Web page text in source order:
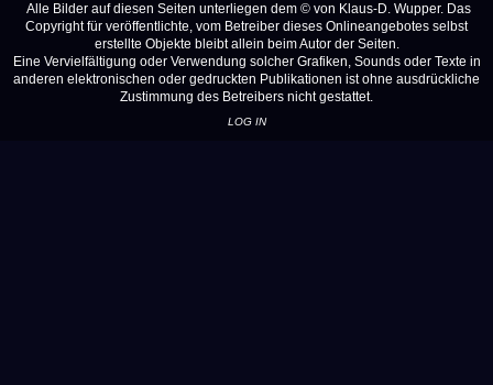
Alle Bilder auf diesen Seiten unterliegen dem © von Klaus-D. Wupper. Das
Copyright für veröffentlichte, vom Betreiber dieses Onlineangebotes selbst
erstellte Objekte bleibt allein beim Autor der Seiten.
Eine Vervielfältigung oder Verwendung solcher Grafiken, Sounds oder Texte in
anderen elektronischen oder gedruckten Publikationen ist ohne ausdrückliche
Zustimmung des Betreibers nicht gestattet.
LOG IN